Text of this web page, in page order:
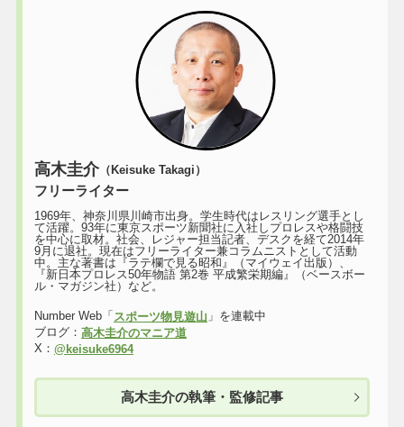
高木圭介（Keisuke Takagi）
フリーライター
1969年、神奈川県川崎市出身。学生時代はレスリング選手とし
て活躍。93年に東京スポーツ新聞社に入社しプロレスや格闘技
を中心に取材。社会、レジャー担当記者、デスクを経て2014年
9月に退社。現在はフリーライター兼コラムニストとして活動
中。主な著書は『ラテ欄で見る昭和』（マイウェイ出版）、
『新日本プロレス50年物語 第2巻 平成繁栄期編』（ベースボー
ル・マガジン社）など。
Number Web「 スポーツ物見遊山 」を連載中
ブログ： 高木圭介のマニア道
X： @keisuke6964
高木圭介の執筆・監修記事